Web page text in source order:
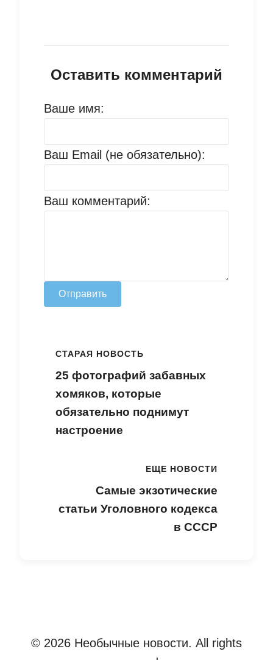
Оставить комментарий
Ваше имя:
Ваш Email (не обязательно):
Ваш комментарий:
Отправить
СТАРАЯ НОВОСТЬ
25 фотографий забавных
хомяков, которые
обязательно поднимут
настроение
ЕЩЕ НОВОСТИ
Самые экзотические
статьи Уголовного кодекса
в СССР
© 2026 Необычные новости. All rights